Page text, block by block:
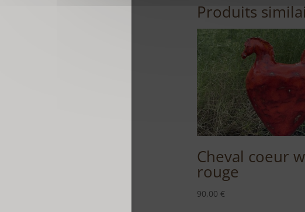
Produits
Cheval coeur
rouge
90,00 €